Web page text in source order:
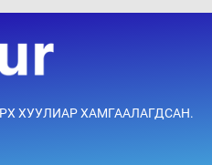
гэв ХУУЛИАР ХАМГААЛАГДСАН.